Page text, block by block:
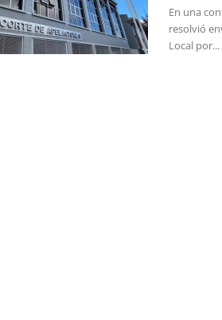
En una
resolvió
Local por...